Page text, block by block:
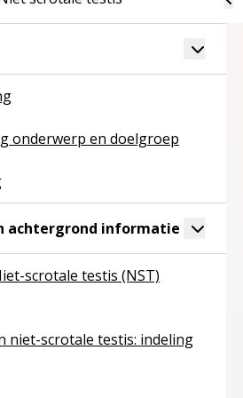
Toggle
1.1 Doelstelling
onderwerp en doelgroep
over 1.2 Afbakening onderwerp
1.3 Aanleiding
achtergrond informatie Ga
Toggle
scrotale testis (NST)
over 2.1 Definitie Niet-scrotale
niet-scrotale testis: indeling
over 2.2 Scrotale en niet-scrotale